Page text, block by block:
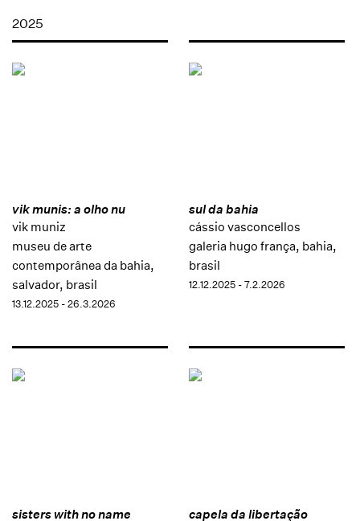
2025
vik munis: a olho nu
vik muniz
museu de arte
contemporânea da bahia,
salvador, brasil
13.12.2025 - 26.3.2026
sul da bahia
cássio vasconcellos
galeria hugo frança, bahia,
brasil
12.12.2025 - 7.2.2026
sisters with no name capela da libertação